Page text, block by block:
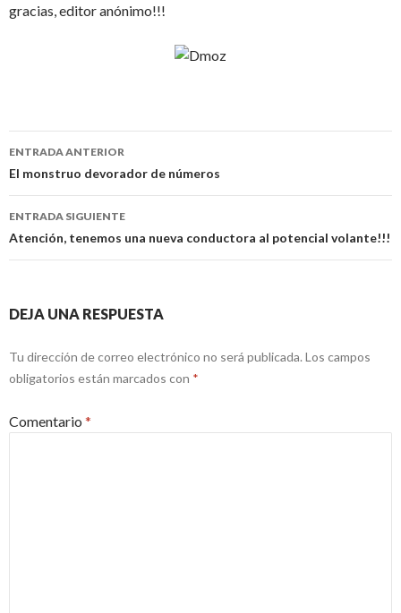
gracias, editor anónimo!!!
Navegación
de
entradas
ENTRADA ANTERIOR
El monstruo devorador de números
ENTRADA SIGUIENTE
Atención, tenemos una nueva conductora al potencial volante!!!
DEJA UNA RESPUESTA
Tu dirección de correo electrónico no será publicada. Los campos
obligatorios están marcados con *
Comentario *